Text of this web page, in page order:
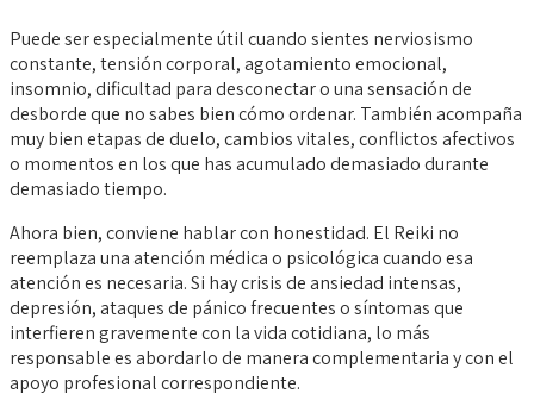
Puede ser especialmente útil cuando sientes nerviosismo
constante, tensión corporal, agotamiento emocional,
insomnio, dificultad para desconectar o una sensación de
desborde que no sabes bien cómo ordenar. También acompaña
muy bien etapas de duelo, cambios vitales, conflictos afectivos
o momentos en los que has acumulado demasiado durante
demasiado tiempo.
Ahora bien, conviene hablar con honestidad. El Reiki no
reemplaza una atención médica o psicológica cuando esa
atención es necesaria. Si hay crisis de ansiedad intensas,
depresión, ataques de pánico frecuentes o síntomas que
interfieren gravemente con la vida cotidiana, lo más
responsable es abordarlo de manera complementaria y con el
apoyo profesional correspondiente.